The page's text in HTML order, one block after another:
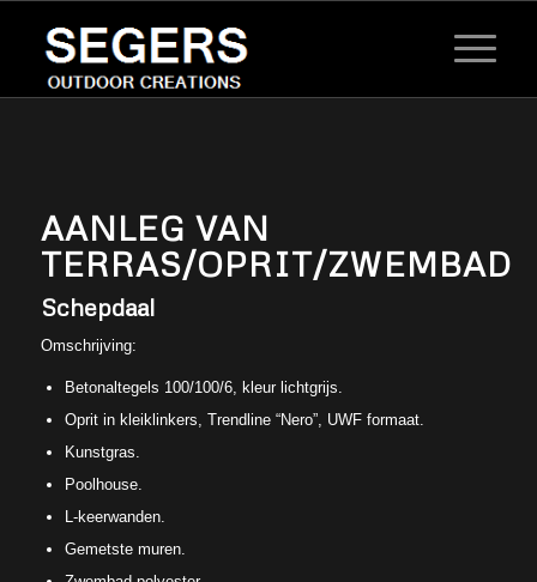
AANLEG VAN
TERRAS/OPRIT/ZWEMBAD
Schepdaal
Omschrijving:
Betonaltegels 100/100/6, kleur lichtgrijs.
Oprit in kleiklinkers, Trendline “Nero”, UWF formaat.
Kunstgras.
Poolhouse.
L-keerwanden.
Gemetste muren.